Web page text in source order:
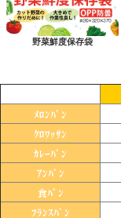
野菜鮮度保存袋
ﾒﾛﾝﾊﾟﾝ
ｸﾛﾜｯｻﾝ
ｶﾚｰﾊﾟﾝ
ｱﾝﾊﾟﾝ
食ﾊﾟﾝ
ﾌﾗﾝｽﾊﾟﾝ